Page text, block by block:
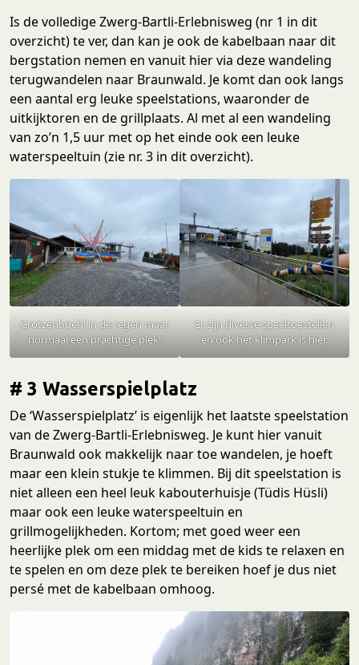
Is de volledige Zwerg-Bartli-Erlebnisweg (nr 1 in dit
overzicht) te ver, dan kan je ook de kabelbaan naar dit
bergstation nemen en vanuit hier via deze wandeling
terugwandelen naar Braunwald. Je komt dan ook langs
een aantal erg leuke speelstations, waaronder de
uitkijktoren en de grillplaats. Al met al een wandeling
van zo’n 1,5 uur met op het einde ook een leuke
waterspeeltuin (zie nr. 3 in dit overzicht).
Grotzenbüehl in de regen maar
normaal een prachtige plek!
Er zijn diverse speeltoestellen
en ook het klimpark is hier.
# 3 Wasserspielplatz
De ‘Wasserspielplatz’ is eigenlijk het laatste speelstation
van de Zwerg-Bartli-Erlebnisweg. Je kunt hier vanuit
Braunwald ook makkelijk naar toe wandelen, je hoeft
maar een klein stukje te klimmen. Bij dit speelstation is
niet alleen een heel leuk kabouterhuisje (Tüdis Hüsli)
maar ook een leuke waterspeeltuin en
grillmogelijkheden. Kortom; met goed weer een
heerlijke plek om een middag met de kids te relaxen en
te spelen en om deze plek te bereiken hoef je dus niet
persé met de kabelbaan omhoog.